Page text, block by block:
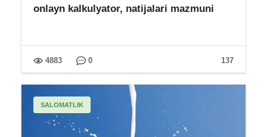
onlayn kalkulyator, natijalari mazmuni
137
4883 0
SALOMATLIK